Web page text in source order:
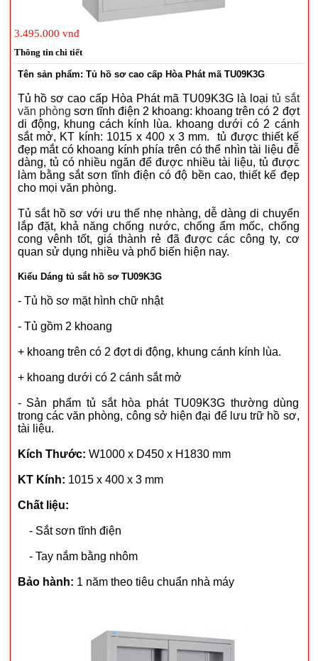
3.495.000 vnđ
Thông tin chi tiết
Tên sản phẩm: Tủ hồ sơ cao cấp Hòa Phát mã TU09K3G
Tủ hồ sơ cao cấp Hòa Phát mã TU09K3G là loại tủ sắt
văn phòng sơn tĩnh điện 2 khoang: khoang trên có 2 đợt
di động, khung cách kính lùa. khoang dưới có 2 cánh
sắt mở, KT kính: 1015 x 400 x 3 mm. tủ được thiết kế
đẹp mắt có khoang kính phía trên có thể nhìn tài liệu đễ
dàng, tủ có nhiều ngăn để được nhiều tài liệu, tủ được
làm bằng sắt sơn tĩnh điện có độ bền cao, thiết kế đẹp
cho mọi văn phòng.
Tủ sắt hồ sơ với ưu thế nhẹ nhàng, dễ dàng di chuyển
lắp đặt, khả năng chống nước, chống ẩm mốc, chống
cong vênh tốt, giá thành rẻ đã được các công ty, cơ
quan sử dụng nhiều và phổ biến hiện nay.
Kiểu Dáng tủ sắt hồ sơ TU09K3G
- Tủ hồ sơ mặt hình chữ nhật
- Tủ gồm 2 khoang
+ khoang trên có 2 đợt di động, khung cánh kính lùa.
+ khoang dưới có 2 cánh sắt mở
- Sản phẩm tủ sắt hòa phát TU09K3G thường dùng
trong các văn phòng, công sở hiện đại để lưu trữ hồ sơ,
tài liệu.
Kích Thước: W1000 x D450 x H1830 mm
KT Kính: 1015 x 400 x 3 mm
Chất liệu:
- Sắt sơn tĩnh điện
- Tay nắm bằng nhôm
Bảo hành: 1 năm theo tiêu chuẩn nhà máy